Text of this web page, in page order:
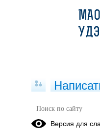
ОбращенияВерсия для